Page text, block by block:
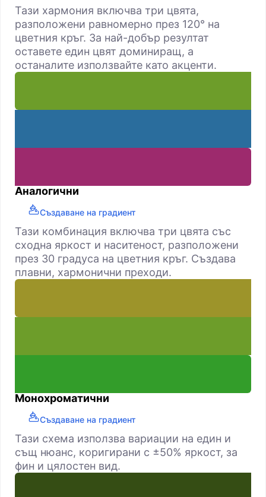
Тази хармония включва три цвята,
разположени равномерно през 120° на
цветния кръг. За най-добър резултат
оставете един цвят доминиращ, а
останалите използвайте като акценти.
Аналогични
Създаване на градиент
Тази комбинация включва три цвята със
сходна яркост и наситеност, разположени
през 30 градуса на цветния кръг. Създава
плавни, хармонични преходи.
Монохроматични
Създаване на градиент
Тази схема използва вариации на един и
същ нюанс, коригирани с ±50% яркост, за
фин и цялостен вид.